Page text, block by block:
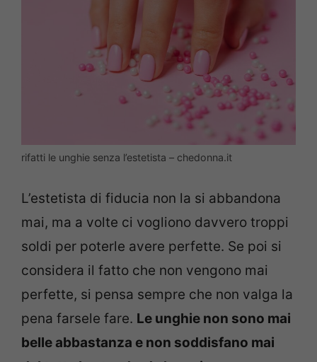
rifatti le unghie senza l’estetista – chedonna.it
L’estetista di fiducia non la si abbandona
mai, ma a volte ci vogliono davvero troppi
soldi per poterle avere perfette. Se poi si
considera il fatto che non vengono mai
perfette, si pensa sempre che non valga la
pena farsele fare. Le unghie non sono mai
belle abbastanza e non soddisfano mai